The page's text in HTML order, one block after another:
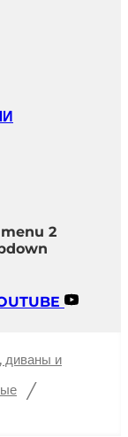
2
диваны и
/